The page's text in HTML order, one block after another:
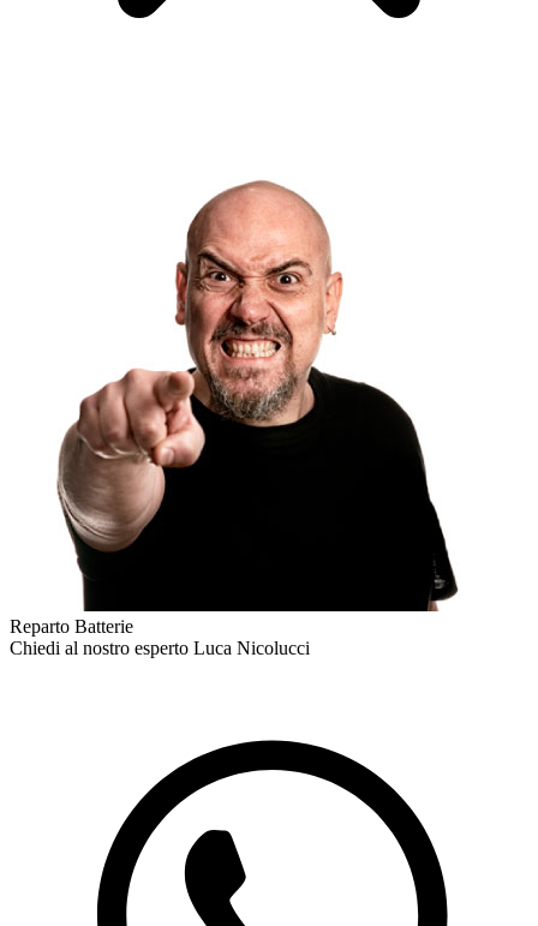
Reparto Batterie
Chiedi al nostro esperto Luca Nicolucci